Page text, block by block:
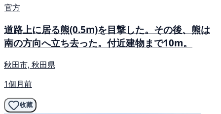
官方
道路上に居る熊(0.5m)を目撃した。その後、熊は
南の方向へ立ち去った。付近建物まで10m。
秋田市, 秋田県
1個月前
收藏